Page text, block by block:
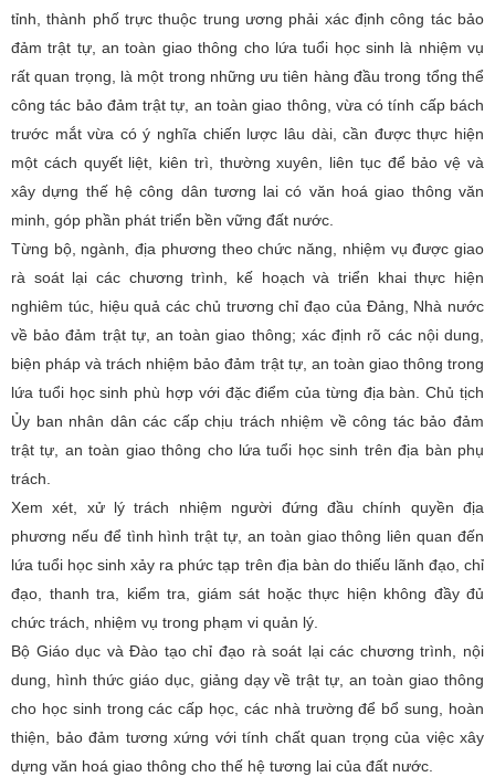
tỉnh, thành phố trực thuộc trung ương phải xác định công tác bảo
đảm trật tự, an toàn giao thông cho lứa tuổi học sinh là nhiệm vụ
rất quan trọng, là một trong những ưu tiên hàng đầu trong tổng thể
công tác bảo đảm trật tự, an toàn giao thông, vừa có tính cấp bách
trước mắt vừa có ý nghĩa chiến lược lâu dài, cần được thực hiện
một cách quyết liệt, kiên trì, thường xuyên, liên tục để bảo vệ và
xây dựng thế hệ công dân tương lai có văn hoá giao thông văn
minh, góp phần phát triển bền vững đất nước.
Từng bộ, ngành, địa phương theo chức năng, nhiệm vụ được giao
rà soát lại các chương trình, kế hoạch và triển khai thực hiện
nghiêm túc, hiệu quả các chủ trương chỉ đạo của Đảng, Nhà nước
về bảo đảm trật tự, an toàn giao thông; xác định rõ các nội dung,
biện pháp và trách nhiệm bảo đảm trật tự, an toàn giao thông trong
lứa tuổi học sinh phù hợp với đặc điểm của từng địa bàn. Chủ tịch
Ủy ban nhân dân các cấp chịu trách nhiệm về công tác bảo đảm
trật tự, an toàn giao thông cho lứa tuổi học sinh trên địa bàn phụ
trách.
Xem xét, xử lý trách nhiệm người đứng đầu chính quyền địa
phương nếu để tình hình trật tự, an toàn giao thông liên quan đến
lứa tuổi học sinh xảy ra phức tạp trên địa bàn do thiếu lãnh đạo, chỉ
đạo, thanh tra, kiểm tra, giám sát hoặc thực hiện không đầy đủ
chức trách, nhiệm vụ trong phạm vi quản lý.
Bộ Giáo dục và Đào tạo chỉ đạo rà soát lại các chương trình, nội
dung, hình thức giáo dục, giảng dạy về trật tự, an toàn giao thông
cho học sinh trong các cấp học, các nhà trường để bổ sung, hoàn
thiện, bảo đảm tương xứng với tính chất quan trọng của việc xây
dựng văn hoá giao thông cho thế hệ tương lai của đất nước.